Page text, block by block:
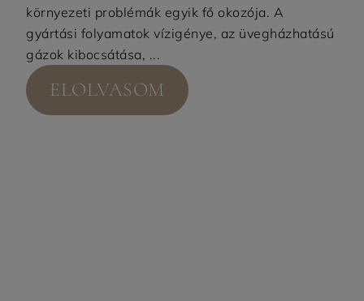
környezeti problémák egyik fő okozója. A
gyártási folyamatok vízigénye, az üvegházhatású
gázok kibocsátása, ...
ELOLVASOM